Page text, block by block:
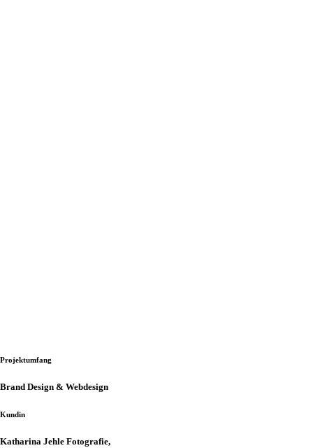
Projektumfang
Brand Design & Webdesign
Kundin
Katharina Jehle Fotografie,